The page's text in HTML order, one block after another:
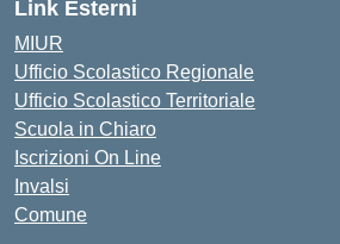
Link Esterni
MIUR
Ufficio Scolastico Regionale
Ufficio Scolastico Territoriale
Scuola in Chiaro
Iscrizioni On Line
Invalsi
Comune